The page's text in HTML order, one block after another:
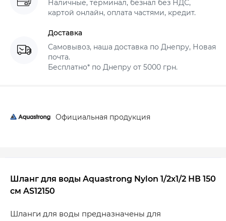
Наличные, терминал, безнал без НДС,
картой онлайн, оплата частями, кредит.
Доставка
Самовывоз, наша доставка по Днепру, Новая
почта.
Бесплатно* по Днепру от 5000 грн.
Официальная продукция
Шланг для воды Aquastrong Nylon 1/2x1/2 НВ 150
см AS12150
Шланги для воды предназначены для